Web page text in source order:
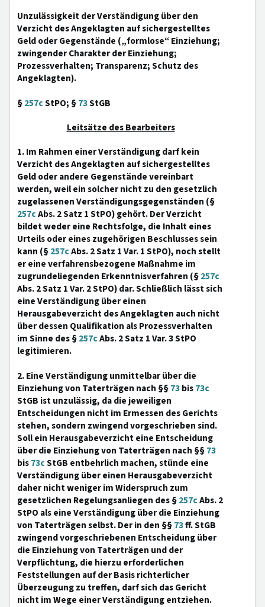
Unzulässigkeit der Verständigung über den
Verzicht des Angeklagten auf sichergestelltes
Geld oder Gegenstände („formlose“ Einziehung;
zwingender Charakter der Einziehung;
Prozessverhalten; Transparenz; Schutz des
Angeklagten).
§257cStPO; §73StGB
Leitsätze des Bearbeiters
1. Im Rahmen einer Verständigung darf kein
Verzicht des Angeklagten auf sichergestelltes
Geld oder andere Gegenstände vereinbart
werden, weil ein solcher nicht zu den gesetzlich
zugelassenen Verständigungsgegenständen (§
257cAbs. 2 Satz 1 StPO) gehört. Der Verzicht
bildet weder eine Rechtsfolge, die Inhalt eines
Urteils oder eines zugehörigen Beschlusses sein
kann (§257cAbs. 2 Satz 1 Var. 1 StPO), noch stellt
er eine verfahrensbezogene Maßnahme im
zugrundeliegenden Erkenntnisverfahren (§257c
Abs. 2 Satz 1 Var. 2 StPO) dar. Schließlich lässt sich
eine Verständigung über einen
Herausgabeverzicht des Angeklagten auch nicht
über dessen Qualifikation als Prozessverhalten
im Sinne des §257cAbs. 2 Satz 1 Var. 3 StPO
legitimieren.
2. Eine Verständigung unmittelbar über die
Einziehung von Taterträgen nach §§73bis73c
StGB ist unzulässig, da die jeweiligen
Entscheidungen nicht im Ermessen des Gerichts
stehen, sondern zwingend vorgeschrieben sind.
Soll ein Herausgabeverzicht eine Entscheidung
über die Einziehung von Taterträgen nach §§73
bis73cStGB entbehrlich machen, stünde eine
Verständigung über einen Herausgabeverzicht
daher nicht weniger im Widerspruch zum
gesetzlichen Regelungsanliegen des §257cAbs. 2
StPO als eine Verständigung über die Einziehung
von Taterträgen selbst. Der in den §§73ff. StGB
zwingend vorgeschriebenen Entscheidung über
die Einziehung von Taterträgen und der
Verpflichtung, die hierzu erforderlichen
Feststellungen auf der Basis richterlicher
Überzeugung zu treffen, darf sich das Gericht
nicht im Wege einer Verständigung entziehen.